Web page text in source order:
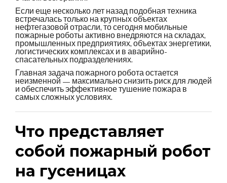
Если еще несколько лет назад подобная техника
встречалась только на крупных объектах
нефтегазовой отрасли, то сегодня мобильные
пожарные роботы активно внедряются на складах,
промышленных предприятиях, объектах энергетики,
логистических комплексах и в аварийно-
спасательных подразделениях.
Главная задача пожарного робота остается
неизменной — максимально снизить риск для людей
и обеспечить эффективное тушение пожара в
самых сложных условиях.
Что представляет
собой пожарный робот
на гусеницах